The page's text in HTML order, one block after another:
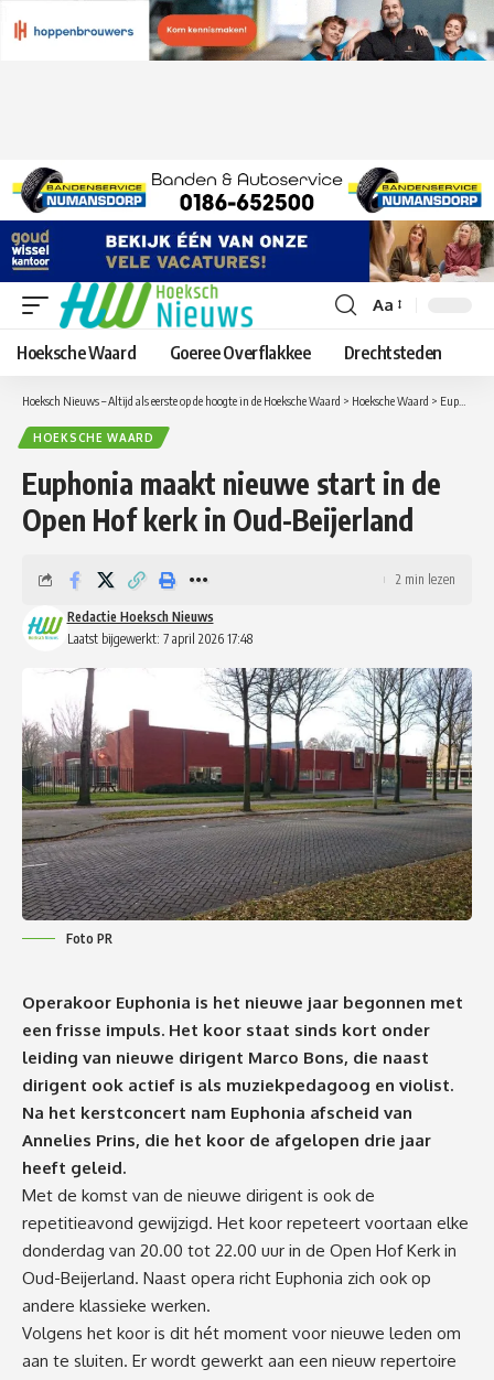
Lettergrootte
aanpassen
Aa
Hoeksche Waard Goeree Overflakkee Drechtsteden
Hoeksch Nieuws – Altijd als eerste op de hoogte in de Hoeksche Waard > Hoeksche Waard > Euphonia maakt nieuwe start in de Open Hof kerk in Oud-Beijerland
HOEKSCHE WAARD
Euphonia maakt nieuwe start in de
Open Hof kerk in Oud-Beijerland
Laatst bijgewerkt: 7 april 2026 17:48
Redactie Hoeksch Nieuws
2 min lezen
Foto PR
Operakoor Euphonia is het nieuwe jaar begonnen met
een frisse impuls. Het koor staat sinds kort onder
leiding van nieuwe dirigent Marco Bons, die naast
dirigent ook actief is als muziekpedagoog en violist.
Na het kerstconcert nam Euphonia afscheid van
Annelies Prins, die het koor de afgelopen drie jaar
heeft geleid.
Met de komst van de nieuwe dirigent is ook de
repetitieavond gewijzigd. Het koor repeteert voortaan elke
donderdag van 20.00 tot 22.00 uur in de Open Hof Kerk in
Oud-Beijerland. Naast opera richt Euphonia zich ook op
andere klassieke werken.
Volgens het koor is dit hét moment voor nieuwe leden om
aan te sluiten. Er wordt gewerkt aan een nieuw repertoire